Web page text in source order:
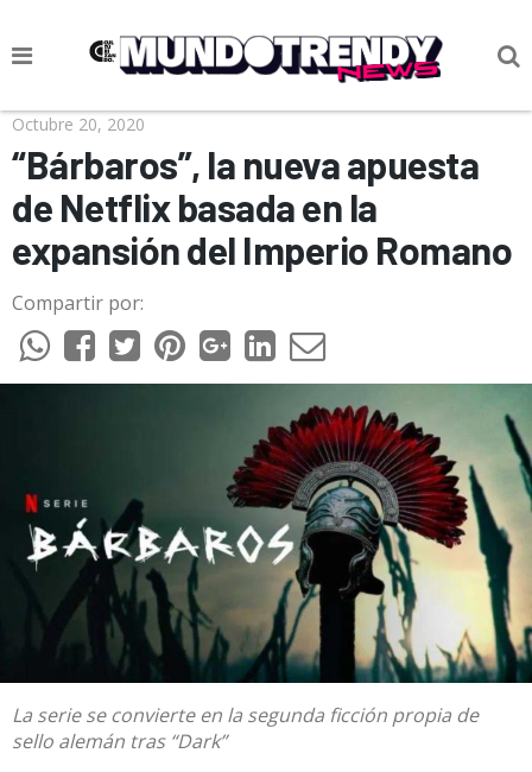
NOTICIAS
CULTURA POP
CIENCIA Y TECNOLOGÍA
VIDA
SOCIEDAD
CULTURIZANDO.COM
Octubre 20, 2020
“Bárbaros”, la nueva apuesta
de Netflix basada en la
expansión del Imperio Romano
Compartir por:
La serie se convierte en la segunda ficción propia de
sello alemán tras “Dark”